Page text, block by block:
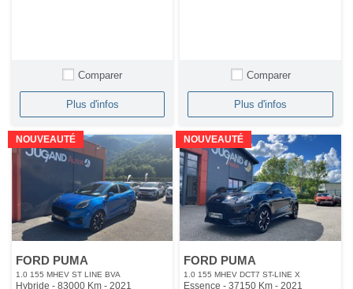
Comparer
Plus d'infos
Comparer
Plus d'infos
NOUVEAUTÉ
FORD PUMA
1.0 155 MHEV ST LINE BVA
Hybride - 83000 Km - 2021
NOUVEAUTÉ
FORD PUMA
1.0 155 MHEV DCT7 ST-LINE X
Essence - 37150 Km- 2021